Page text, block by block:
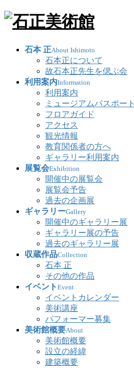
石本 正About Ishimoto
石本正について
故石本正先生を偲ぶ会
利用案内Information
利用案内
ミュージアムパスポート
フロアガイド
アクセス
観光情報
教育関係者の方へ
ギャラリー利用案内
展覧会Exhibition
開催中の展覧会
展覧会予告
過去の企画展
ギャラリーGallery
開催中のギャラリー展
ギャラリー展の予告
過去のギャラリー展
収蔵作品Collection
石本 正
その他の作品
イベント Event
イベントカレンダー
美術講座
パフォーマー募集
美術館概要About
美術館概要
設立の経緯
建築概要